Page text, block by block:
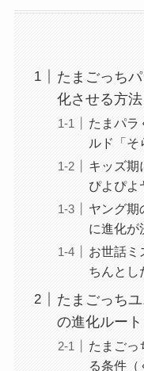
たまごっち
化させる方法
たまパラ
ルド「そ
キッズ期
ぴよぴよ
ヤング期
に進化が
お世話ミ
ちんとし
たまごっち
の進化ルー
たまごっ
る条件（